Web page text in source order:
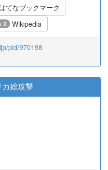
はてなブックマーク
2 Wikipedia
pid/970198
カ総攻撃